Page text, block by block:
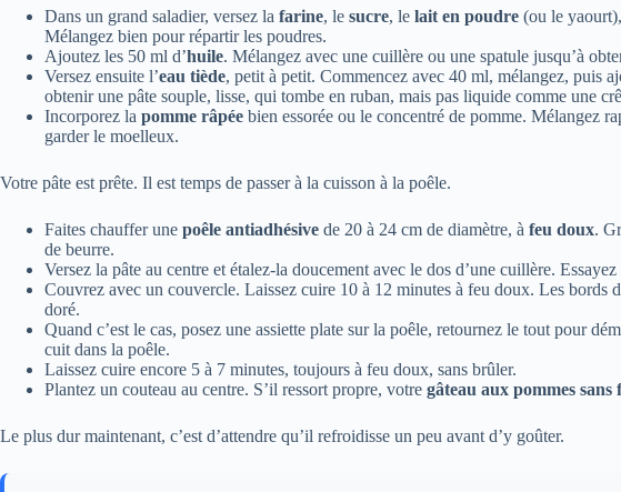
Dans un grand saladier, versez la farine, le sucre, le lait en poudre (ou le
Mélangez bien pour répartir les poudres.
Ajoutez les 50 ml d’huile. Mélangez avec une cuillère ou une spatule jusqu’à
Versez ensuite l’eau tiède, petit à petit. Commencez avec 40 ml, mélangez, puis
obtenir une pâte souple, lisse, qui tombe en ruban, mais pas liquide comme une
Incorporez la pomme râpée bien essorée ou le concentré de pomme. Mélangez
garder le moelleux.
Votre pâte est prête. Il est temps de passer à la cuisson à la poêle.
Faites chauffer une poêle antiadhésive de 20 à 24 cm de diamètre, à feu doux.
de beurre.
Versez la pâte au centre et étalez-la doucement avec le dos d’une cuillère.
Couvrez avec un couvercle. Laissez cuire 10 à 12 minutes à feu doux. Les bords
doré.
Quand c’est le cas, posez une assiette plate sur la poêle, retournez le tout pour
cuit dans la poêle.
Laissez cuire encore 5 à 7 minutes, toujours à feu doux, sans brûler.
Plantez un couteau au centre. S’il ressort propre, votre gâteau aux pommes sans
Le plus dur maintenant, c’est d’attendre qu’il refroidisse un peu avant d’y goûter.